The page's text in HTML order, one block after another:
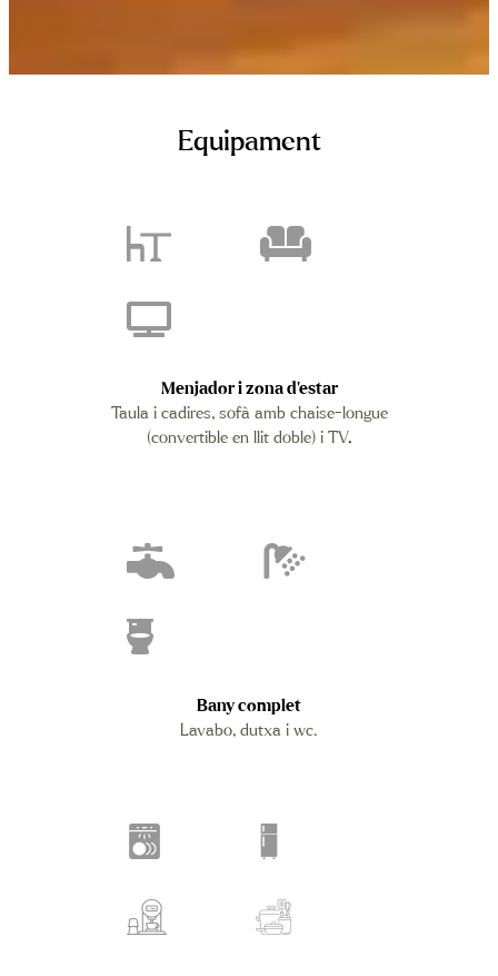
Equipament
Menjador i zona d’estar
Taula i cadires, sofà amb chaise-longue
(convertible en llit doble) i TV.
Bany complet
Lavabo, dutxa i wc.